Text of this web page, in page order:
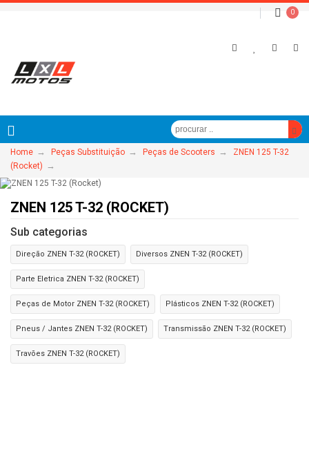
0
Home → Peças Substituição → Peças de Scooters →
ZNEN 125 T-32
(Rocket) →
ZNEN 125 T-32 (ROCKET)
Sub categorias
Direção ZNEN T-32 (ROCKET) Diversos ZNEN T-32 (ROCKET)
Parte Eletrica ZNEN T-32 (ROCKET)
Peças de Motor ZNEN T-32 (ROCKET) Plásticos ZNEN T-32 (ROCKET)
Pneus / Jantes ZNEN T-32 (ROCKET) Transmissão ZNEN T-32 (ROCKET)
Travões ZNEN T-32 (ROCKET)